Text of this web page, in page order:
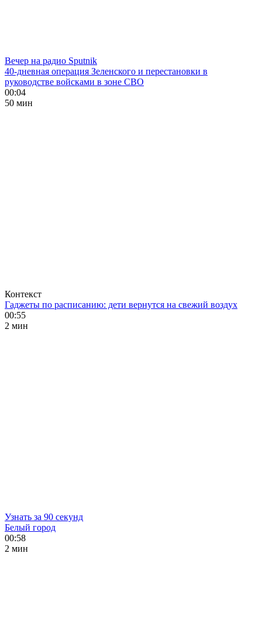
Вечер на радио Sputnik
40-дневная операция Зеленского и перестановки в
руководстве войсками в зоне СВО
00:04
50 мин
Контекст
Гаджеты по расписанию: дети вернутся на свежий воздух
00:55
2 мин
Узнать за 90 секунд
Белый город
00:58
2 мин